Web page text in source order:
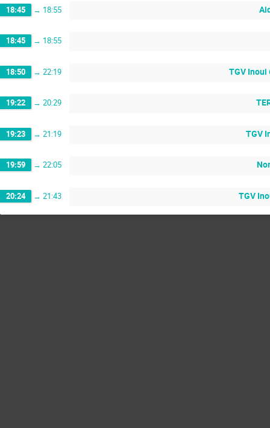
18:45 → 18:55
18:45 → 18:55
18:50 → 22:19 TGV Inoui
19:22 → 20:29
19:23 → 21:19 TGV
19:59 → 22:05
20:24 → 21:43 TGV